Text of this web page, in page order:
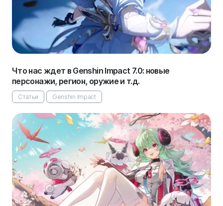
Что нас ждет в Genshin Impact 7.0: новые
персонажи, регион, оружие и т.д.
Статьи Genshin Impact